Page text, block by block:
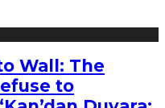
Wall: The
to